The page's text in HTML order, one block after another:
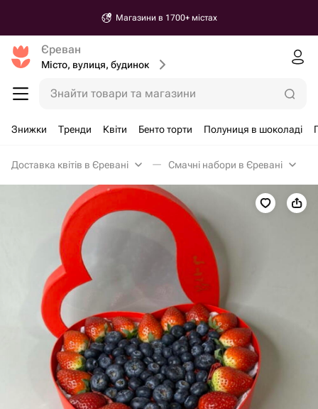
Магазини в 1700+ містах
Єреван
Місто, вулиця, будинок
Знайти товари та магазини
Знижки Тренди Квіти Бенто торти Полуниця в шоколаді
Доставка квітів в Єревані Смачні набори в Єревані